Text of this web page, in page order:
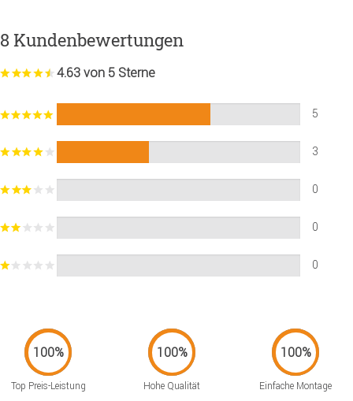
8 Kundenbewertungen
4.63 von 5 Sterne
5
3
0
0
0
Top Preis-Leistung Hohe Qualität Einfache Montage